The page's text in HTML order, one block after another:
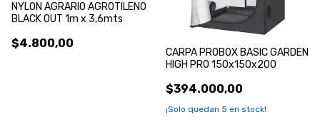
NYLON AGRARIO AGROTILENO
BLACK OUT 1m x 3,6mts
$4.800,00
CARPA PROBOX BASIC GARDEN
HIGH PRO 150x150x200
$394.000,00
¡Solo quedan 5 en stock!